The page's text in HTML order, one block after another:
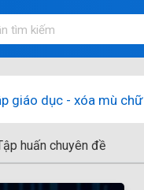
giáo dục - xóa mù chữ
huấn chuyên đề